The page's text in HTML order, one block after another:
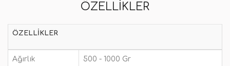
ÖZELLIKLER
ÖZELLIKLER
Ağırlık 500 - 1000 Gr